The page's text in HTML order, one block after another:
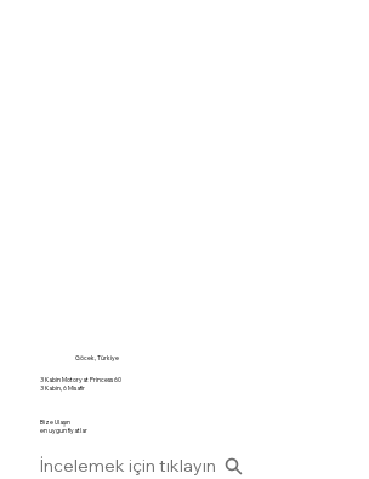
Göcek, Türkiye
3 Kabin Motoryat Princess 60
3 Kabin, 6 Misafir
Bize Ulaşın
en uygun fiyatlar
İncelemek için tıklayın